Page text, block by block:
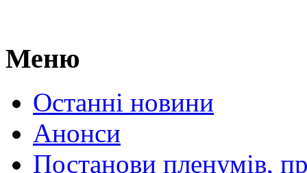
Меню
Останні новини
Анонси
Постанови пленумів,